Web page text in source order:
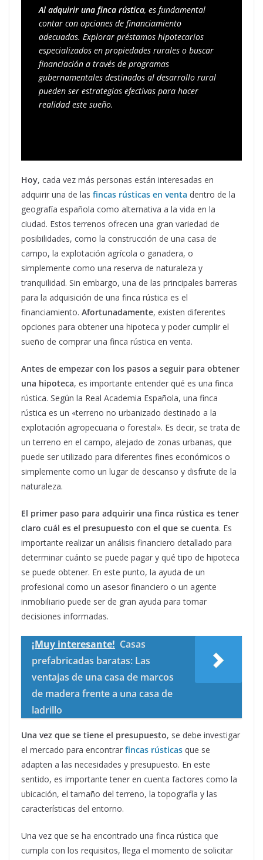
Al adquirir una finca rústica, es fundamental
contar con opciones de financiamiento
adecuadas. Explorar préstamos hipotecarios
especializados en propiedades rurales o buscar
financiación a través de programas
gubernamentales destinados al desarrollo rural
pueden ser estrategias efectivas para hacer
realidad este sueño.
Hoy, cada vez más personas están interesadas en
adquirir una de las fincas rústicas en venta dentro de la
geografía española como alternativa a la vida en la
ciudad. Estos terrenos ofrecen una gran variedad de
posibilidades, como la construcción de una casa de
campo, la explotación agrícola o ganadera, o
simplemente como una reserva de naturaleza y
tranquilidad. Sin embargo, una de las principales barreras
para la adquisición de una finca rústica es el
financiamiento. Afortunadamente, existen diferentes
opciones para obtener una hipoteca y poder cumplir el
sueño de comprar una finca rústica en venta.
Antes de empezar con los pasos a seguir para obtener
una hipoteca, es importante entender qué es una finca
rústica. Según la Real Academia Española, una finca
rústica es un «terreno no urbanizado destinado a la
explotación agropecuaria o forestal». Es decir, se trata de
un terreno en el campo, alejado de zonas urbanas, que
puede ser utilizado para diferentes fines económicos o
simplemente como un lugar de descanso y disfrute de la
naturaleza.
El primer paso para adquirir una finca rústica es tener
claro cuál es el presupuesto con el que se cuenta. Es
importante realizar un análisis financiero detallado para
determinar cuánto se puede pagar y qué tipo de hipoteca
se puede obtener. En este punto, la ayuda de un
profesional como un asesor financiero o un agente
inmobiliario puede ser de gran ayuda para tomar
decisiones informadas.
¡Muy interesante! Casas
prefabricadas baratas: Las
ventajas de una casa de marcos
de madera frente a una casa de
ladrillo
Una vez que se tiene el presupuesto, se debe investigar
el mercado para encontrar fincas rústicas que se
adapten a las necesidades y presupuesto. En este
sentido, es importante tener en cuenta factores como la
ubicación, el tamaño del terreno, la topografía y las
características del entorno.
Una vez que se ha encontrado una finca rústica que
cumpla con los requisitos, llega el momento de solicitar